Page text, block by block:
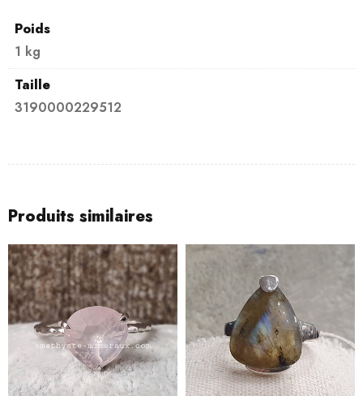
Poids
1 kg
Taille
3190000229512
Produits similaires